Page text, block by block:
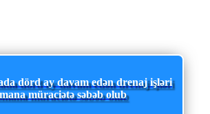
dörd ay davam edən drenaj işləri
müraciətə səbəb olub